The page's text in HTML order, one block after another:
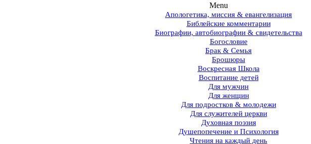
Menu
Апологетика, миссия & евангелизация
Библейские комментарии
Биографии, автобиографии & свидетельства
Богословие
Брак & Семья
Брошюры
Воскресная Школа
Воспитание детей
Для мужчин
Для женщин
Для подростков & молодежи
Для служителей церкви
Духовная поэзия
Душепопечение и Психология
Чтения на каждый день